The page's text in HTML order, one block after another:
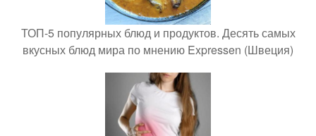
ТОП-5 популярных блюд и продуктов. Десять самых
вкусных блюд мира по мнению Expressen (Швеция)